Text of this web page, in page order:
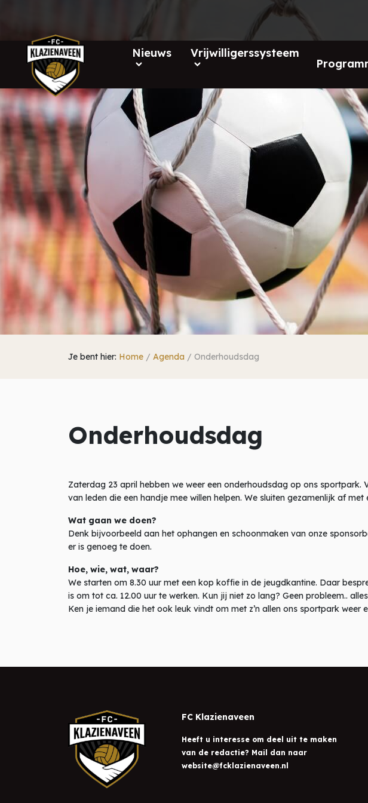
Nieuws Vrijwilligerssysteem
Je bent hier: Home / Agenda / Onderhoudsdag
Onderhoudsdag
Zaterdag 23 april hebben we weer een onderhoudsdag op ons
van leden die een handje mee willen helpen. We sluiten gezamenlijk af
Wat gaan we doen?
Denk bijvoorbeeld aan het ophangen en schoonmaken van onze
er is genoeg te doen.
Hoe, wie, wat, waar?
We starten om 8.30 uur met een kop koffie in de jeugdkantine. Daar
is om tot ca. 12.00 uur te werken. Kun jij niet zo lang? Geen probleem..
Ken je iemand die het ook leuk vindt om met z’n allen ons sportpark
FC Klazienaveen
Heeft u interesse om deel uit te maken
van de redactie? Mail dan naar
website@fcklazienaveen.nl